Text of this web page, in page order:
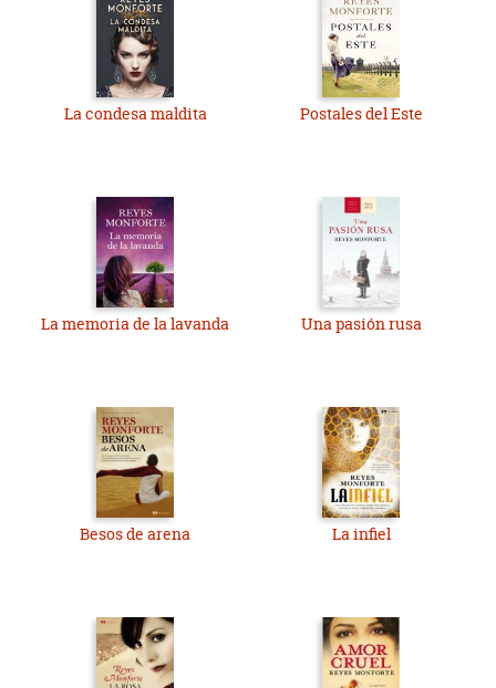
La condesa maldita Postales del Este
La memoria de la lavanda Una pasión rusa
Besos de arena La infiel